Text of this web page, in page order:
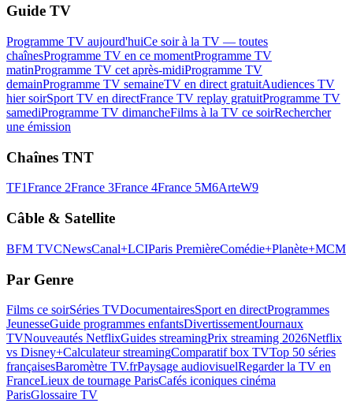
Guide TV
Programme TV aujourd'huiCe soir à la TV — toutes
chaînesProgramme TV en ce momentProgramme TV
matinProgramme TV cet après-midiProgramme TV
demainProgramme TV semaineTV en direct gratuitAudiences TV
hier soirSport TV en directFrance TV replay gratuitProgramme TV
samediProgramme TV dimancheFilms à la TV ce soirRechercher
une émission
Chaînes TNT
TF1France 2France 3France 4France 5M6ArteW9
Câble & Satellite
BFM TVCNewsCanal+LCIParis PremièreComédie+Planète+MCM
Par Genre
Films ce soirSéries TVDocumentairesSport en directProgrammes
JeunesseGuide programmes enfantsDivertissementJournaux
TVNouveautés NetflixGuides streamingPrix streaming 2026Netflix
vs Disney+Calculateur streamingComparatif box TVTop 50 séries
françaisesBaromètre TV.frPaysage audiovisuelRegarder la TV en
FranceLieux de tournage ParisCafés iconiques cinéma
ParisGlossaire TV